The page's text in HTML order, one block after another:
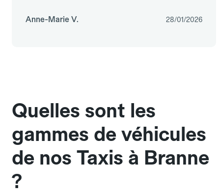
Anne-Marie V. 28/01/2026
Quelles sont les
gammes de véhicules
de nos Taxis à Branne
?